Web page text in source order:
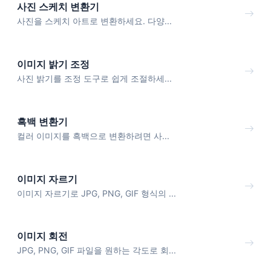
사진 스케치 변환기
사진을 스케치 아트로 변환하세요. 다양...
이미지 밝기 조정
사진 밝기를 조정 도구로 쉽게 조절하세...
흑백 변환기
컬러 이미지를 흑백으로 변환하려면 사...
이미지 자르기
이미지 자르기로 JPG, PNG, GIF 형식의 ...
이미지 회전
JPG, PNG, GIF 파일을 원하는 각도로 회...